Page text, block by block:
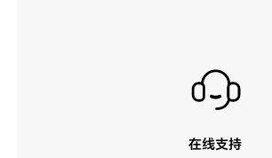
在线支持